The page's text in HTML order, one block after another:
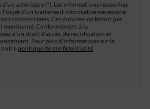
astérisque (*). Les informations recueillies
d’un traitement informatisé nécessaire
commerciales. Ces données ne feront pas
mentionné. Conformément à la
d’un droit d’accès, de rectification et
Pour plus d’informations sur le
notre politique de confidentialité